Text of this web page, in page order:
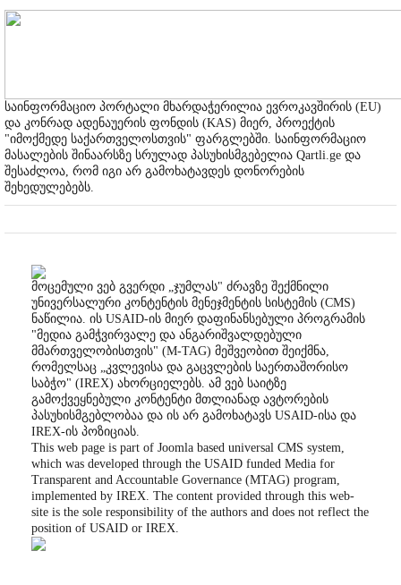
საინფორმაციო პორტალი მხარდაჭერილია ევროკავშირის (EU)
და კონრად ადენაუერის ფონდის (KAS) მიერ, პროექტის
"იმოქმედე საქართველოსთვის" ფარგლებში. საინფორმაციო
მასალების შინაარსზე სრულად პასუხისმგებელია Qartli.ge და
შესაძლოა, რომ იგი არ გამოხატავდეს დონორების
შეხედულებებს.
მოცემული ვებ გვერდი „ჯუმლას" ძრავზე შექმნილი
უნივერსალური კონტენტის მენეჯმენტის სისტემის (CMS)
ნაწილია. ის USAID-ის მიერ დაფინანსებული პროგრამის
"მედია გამჭვირვალე და ანგარიშვალდებული
მმართველობისთვის" (M-TAG) მეშვეობით შეიქმნა,
რომელსაც „კვლევისა და გაცვლების საერთაშორისო
საბჭო" (IREX) ახორციელებს. ამ ვებ საიტზე
გამოქვეყნებული კონტენტი მთლიანად ავტორების
პასუხისმგებლობაა და ის არ გამოხატავს USAID-ისა და
IREX-ის პოზიციას.
This web page is part of Joomla based universal CMS system,
which was developed through the USAID funded Media for
Transparent and Accountable Governance (MTAG) program,
implemented by IREX. The content provided through this web-
site is the sole responsibility of the authors and does not reflect the
position of USAID or IREX.